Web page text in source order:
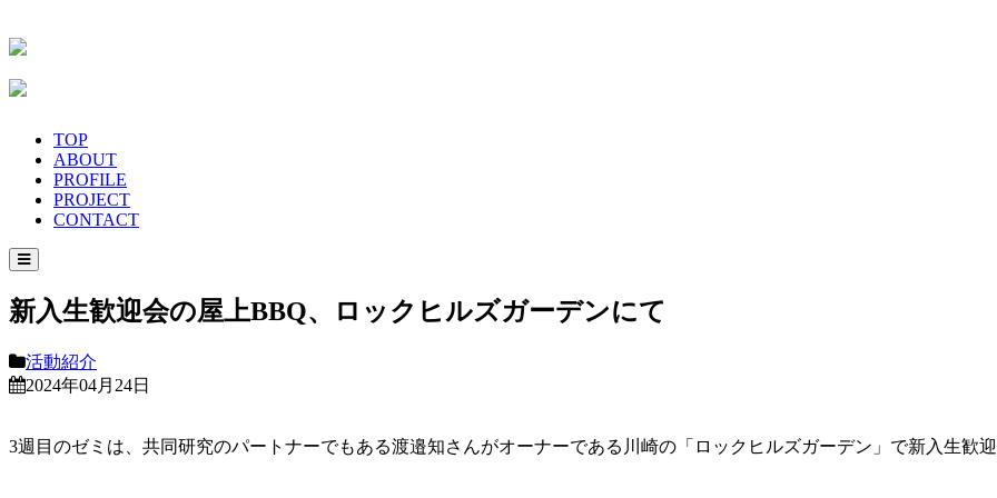
TOP
ABOUT
PROFILE
PROJECT
CONTACT
新入生歓迎会の屋上BBQ、ロックヒルズガーデンにて
活動紹介
2024年04月24日
3週目のゼミは、共同研究のパートナーでもある渡邉知さんがオーナーである川崎の「ロックヒルズガーデン」で新入生歓